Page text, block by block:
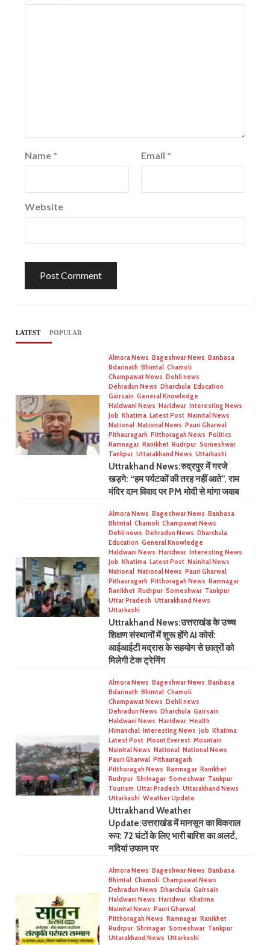
Name * Email *
Website
LATEST POPULAR
Almora News Bageshwar News Banbasa
Bdarinath Bhimtal Chamoli
Champawat News Dehli news
Dehradun News Dharchula Education
Gairsain General Knowledge
Haldwani News Haridwar Interesting News
Job Khatima Latest Post Nainital News
National National News Pauri Gharwal
Pithauragarh Pitthoragah News Politics
Ramnagar Ranikhet Rudrpur Someshwar
Tankpur Uttarakhand News Uttarkashi
Uttrakhand News:रुद्रपुर में गरजे
खड़गे: “हम पर्यटकों की तरह नहीं आते”, राम
मंदिर दान विवाद पर PM मोदी से मांगा जवाब
Almora News Bageshwar News Banbasa
Bhimtal Chamoli Champawat News
Dehli news Dehradun News Dharchula
Education General Knowledge
Haldwani News Haridwar Interesting News
Job Khatima Latest Post Nainital News
National National News Pauri Gharwal
Pithauragarh Pitthoragah News Ramnagar
Ranikhet Rudrpur Someshwar Tankpur
Uttar Pradesh Uttarakhand News
Uttarkashi
Uttrakhand News:उत्तराखंड के उच्च
शिक्षण संस्थानों में शुरू होंगे AI कोर्स:
आईआईटी मद्रास के सहयोग से छात्रों को
मिलेगी टेक ट्रेनिंग
Almora News Bageshwar News Banbasa
Bdarinath Bhimtal Chamoli
Champawat News Dehli news
Dehradun News Dharchula Gairsain
Haldwani News Haridwar Health
Himanchal Interesting News Job Khatima
Latest Post Mount Everest Mountain
Nainital News National National News
Pauri Gharwal Pithauragarh
Pitthoragah News Ramnagar Ranikhet
Rudrpur Shrinagar Someshwar Tankpur
Tourism Uttar Pradesh Uttarakhand News
Uttarkashi Weather Update
Uttrakhand Weather
Update:उत्तराखंड में मानसून का विकराल
रूप: 72 घंटों के लिए भारी बारिश का अलर्ट,
नदियां उफान पर
Almora News Bageshwar News Banbasa
Bhimtal Chamoli Champawat News
Dehradun News Dharchula Gairsain
Haldwani News Haridwar Khatima
Nainital News Pauri Gharwal
Pitthoragah News Ramnagar Ranikhet
Rudrpur Shrinagar Someshwar Tankpur
Uttarakhand News Uttarkashi